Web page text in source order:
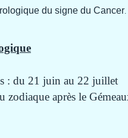
du signe du Cancer.
: du 21 juin au 22 juillet
zodiaque après le